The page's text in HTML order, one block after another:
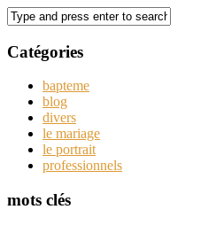
Catégories
bapteme
blog
divers
le mariage
le portrait
professionnels
mots clés